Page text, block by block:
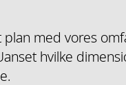
plan med vores
hvilke